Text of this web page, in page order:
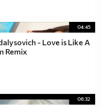
04:45
- Love is Like A
Remix
06:32